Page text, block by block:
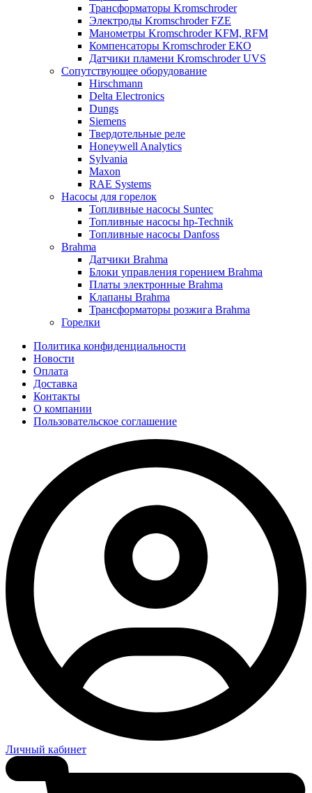
Трансформаторы Kromschroder
Электроды Kromschroder FZE
Манометры Kromschroder KFM, RFM
Компенсаторы Kromschroder ЕКО
Датчики пламени Kromschroder UVS
Сопутствующее оборудование
Hirschmann
Delta Electronics
Dungs
Siemens
Твердотельные реле
Honeywell Analytics
Sylvania
Maxon
RAE Systems
Насосы для горелок
Топливные насосы Suntec
Топливные насосы hp-Technik
Топливные насосы Danfoss
Brahma
Датчики Brahma
Блоки управления горением Brahma
Платы электронные Brahma
Клапаны Brahma
Трансформаторы розжига Brahma
Горелки
Политика конфиденциальности
Новости
Оплата
Доставка
Контакты
О компании
Пользовательское соглашение
Личный кабинет